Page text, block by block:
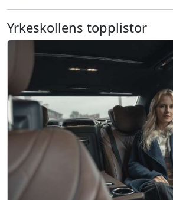
Yrkeskollens topplistor